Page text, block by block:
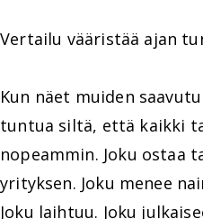
Vertailu vääristää ajan
Kun näet muiden
tuntua siltä, että kaikki
nopeammin. Joku ostaa
yrityksen. Joku menee
Joku laihtuu. Joku